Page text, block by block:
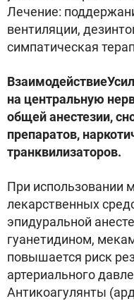
Лечение:
вентиляции,
симпатическая
на центральную
общей анестезии,
препаратов,
транквилизаторов.
При использовании
лекарственных
эпидуральной
гуанетидином,
повышается риск
артериального
Антикоагулянты